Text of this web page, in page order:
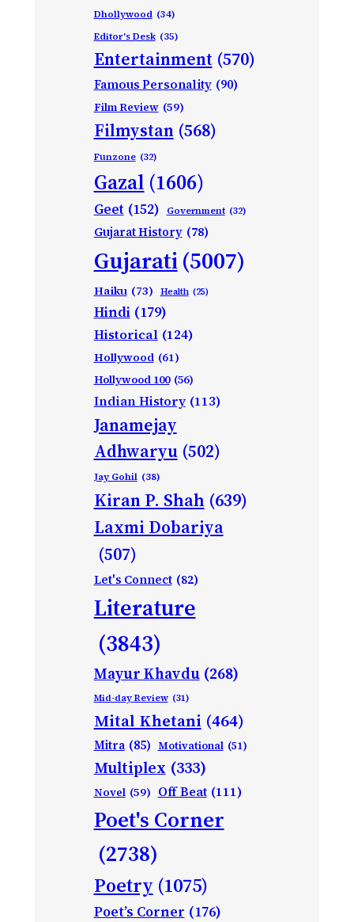
Dhollywood (34)
Editor's Desk (35)
Entertainment (570)
Famous Personality (90)
Film Review (59)
Filmystan (568)
Funzone (32)
Gazal (1606)
Geet (152) Government (32)
Gujarat History (78)
Gujarati(5007)
Haiku (73) Health (25)
Hindi (179)
Historical (124)
Hollywood (61)
Hollywood 100 (56)
Indian History (113)
Janamejay
Adhwaryu (502)
Jay Gohil (38)
Kiran P. Shah (639)
Laxmi Dobariya
(507)
Let's Connect (82)
Literature
(3843)
Mayur Khavdu (268)
Mid-day Review (31)
Mital Khetani (464)
Mitra (85) Motivational (51)
Multiplex (333)
Novel (59) Off Beat (111)
Poet's Corner
(2738)
Poetry (1075)
Poet’s Corner (176)